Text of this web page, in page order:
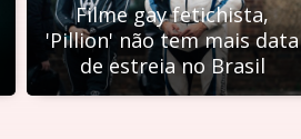
Filme gay fetichista,
'Pillion' não tem mais data
de estreia no Brasil